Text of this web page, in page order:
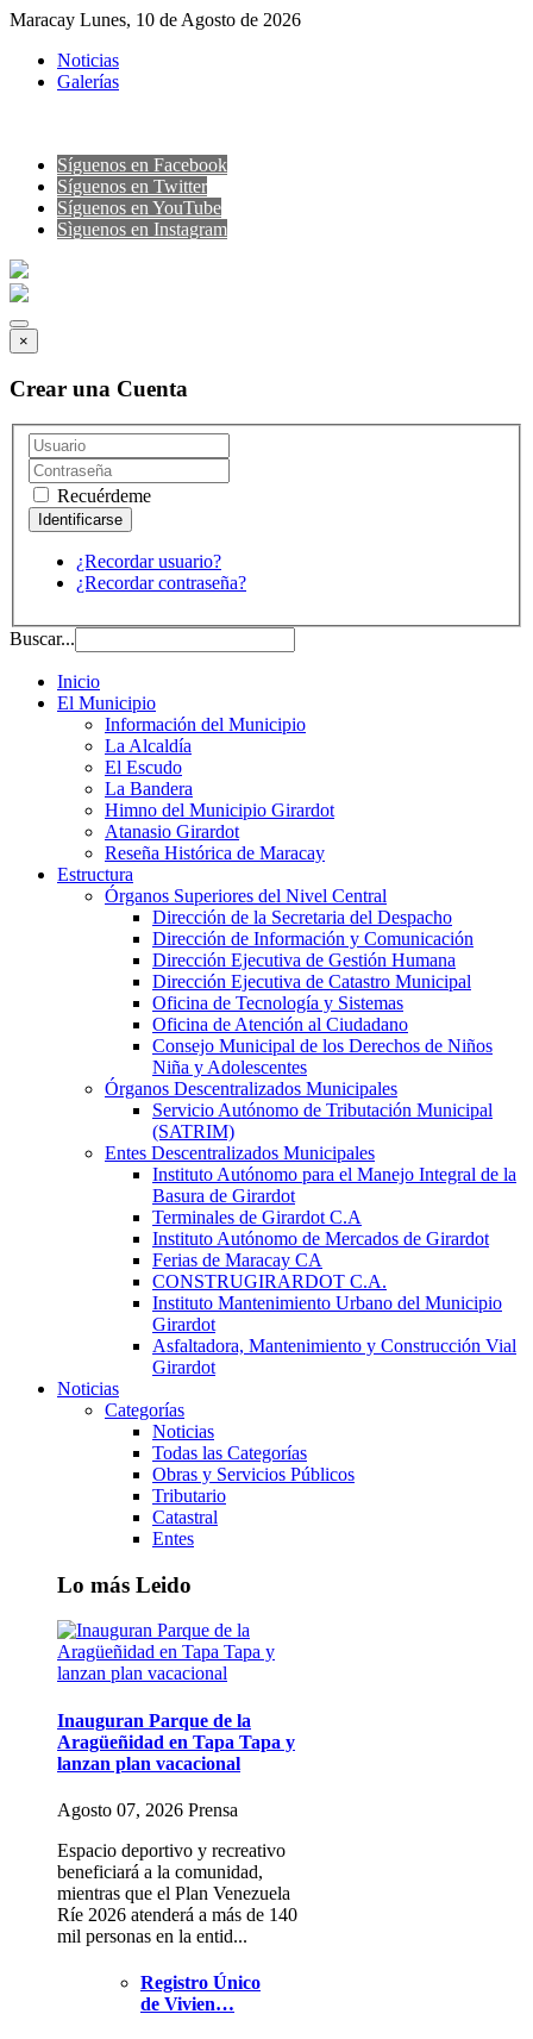
Maracay Lunes, 10 de Agosto de 2026
Noticias
Galerías
Síguenos en Facebook
Síguenos en Twitter
Síguenos en YouTube
Sìguenos en Instagram
×
Crear una Cuenta
Recuérdeme
¿Recordar usuario?
¿Recordar contraseña?
Buscar...
Inicio
El Municipio
Información del Municipio
La Alcaldía
El Escudo
La Bandera
Himno del Municipio Girardot
Atanasio Girardot
Reseña Histórica de Maracay
Estructura
Órganos Superiores del Nivel Central
Dirección de la Secretaria del Despacho
Dirección de Información y Comunicación
Dirección Ejecutiva de Gestión Humana
Dirección Ejecutiva de Catastro Municipal
Oficina de Tecnología y Sistemas
Oficina de Atención al Ciudadano
Consejo Municipal de los Derechos de Niños
Niña y Adolescentes
Órganos Descentralizados Municipales
Servicio Autónomo de Tributación Municipal
(SATRIM)
Entes Descentralizados Municipales
Instituto Autónomo para el Manejo Integral de la
Basura de Girardot
Terminales de Girardot C.A
Instituto Autónomo de Mercados de Girardot
Ferias de Maracay CA
CONSTRUGIRARDOT C.A.
Instituto Mantenimiento Urbano del Municipio
Girardot
Asfaltadora, Mantenimiento y Construcción Vial
Girardot
Noticias
Categorías
Noticias
Todas las Categorías
Obras y Servicios Públicos
Tributario
Catastral
Entes
Lo más Leido
Inauguran Parque de la
Aragüeñidad en Tapa Tapa y
lanzan plan vacacional
Agosto 07, 2026 Prensa
Espacio deportivo y recreativo
beneficiará a la comunidad,
mientras que el Plan Venezuela
Ríe 2026 atenderá a más de 140
mil personas en la entid...
Registro Único
de Vivien…